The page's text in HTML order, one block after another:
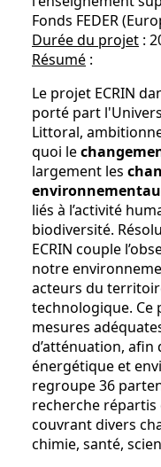
Fonds FEDER
Durée du projet :
Résumé :
Le projet ECRIN
porté part
Littoral,
quoi le
largement les
liés à l’activité
biodiversité.
ECRIN couple
notre
acteurs du
technologique. Ce
mesures
d’atténuation,
énergétique et
regroupe 36
recherche répartis
couvrant divers
chimie, santé,